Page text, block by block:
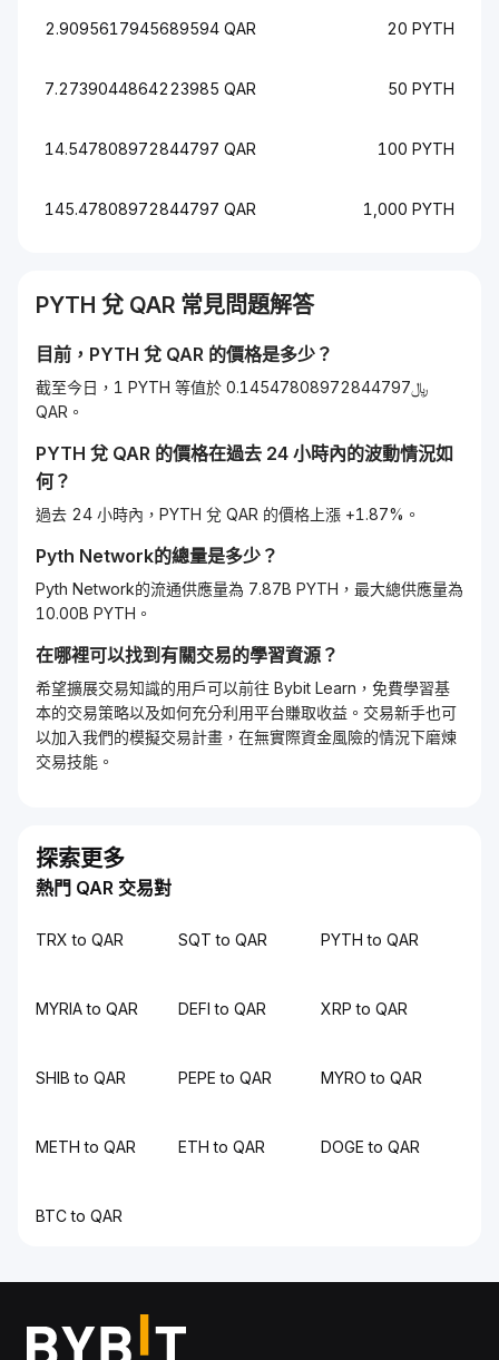
2.9095617945689594 QAR 20 PYTH
7.2739044864223985 QAR 50 PYTH
14.547808972844797 QAR 100 PYTH
145.47808972844797 QAR 1,000 PYTH
PYTH 兌 QAR 常見問題解答
目前， PYTH 兌 QAR 的價格是多少？
截至今日，1 PYTH 等值於 ﷼0.14547808972844797
QAR。
PYTH 兌 QAR 的價格在過去 24 小時內的波動情況如
何？
過去 24 小時內，PYTH 兌 QAR 的價格上漲 +1.87%。
Pyth Network的總量是多少？
Pyth Network的流通供應量為 7.87B PYTH，最大總供應量為
10.00B PYTH。
在哪裡可以找到有關交易的學習資源？
希望擴展交易知識的用戶可以前往 Bybit Learn，免費學習基
本的交易策略以及如何充分利用平台賺取收益。交易新手也可
以加入我們的模擬交易計畫，在無實際資金風險的情況下磨煉
交易技能。
探索更多
熱門 QAR 交易對
TRX to QAR SQT to QAR PYTH to QAR
MYRIA to QAR DEFI to QAR XRP to QAR
SHIB to QAR PEPE to QAR MYRO to QAR
METH to QAR ETH to QAR DOGE to QAR
BTC to QAR